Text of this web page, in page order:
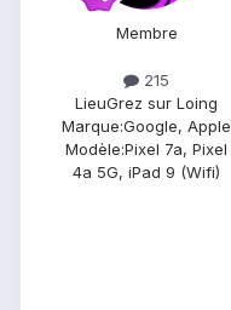
Membre
215
LieuGrez sur Loing
Marque:Google, Apple
Modèle:Pixel 7a, Pixel
4a 5G, iPad 9 (Wifi)